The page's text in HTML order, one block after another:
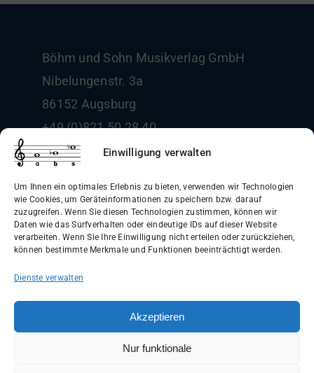
Einwilligung verwalten
Um Ihnen ein optimales Erlebnis zu bieten, verwenden wir Technologien
wie Cookies, um Geräteinformationen zu speichern bzw. darauf
zuzugreifen. Wenn Sie diesen Technologien zustimmen, können wir
Daten wie das Surfverhalten oder eindeutige IDs auf dieser Website
verarbeiten. Wenn Sie Ihre Einwilligung nicht erteilen oder zurückziehen,
können bestimmte Merkmale und Funktionen beeinträchtigt werden.
Dienste verwalten
Akzeptieren
Nur funktionale
Böhm und Sohn Musikverlag GmbH
Nibelungenstr. 3a
86152 Augsburg
+49 (0)821 50 28 40
info@boehm-und-sohn.de
Allgemeine Geschäftsbedingungen
Datenschutzerklärung
Widerrufsbelehrung
Versandinformationen